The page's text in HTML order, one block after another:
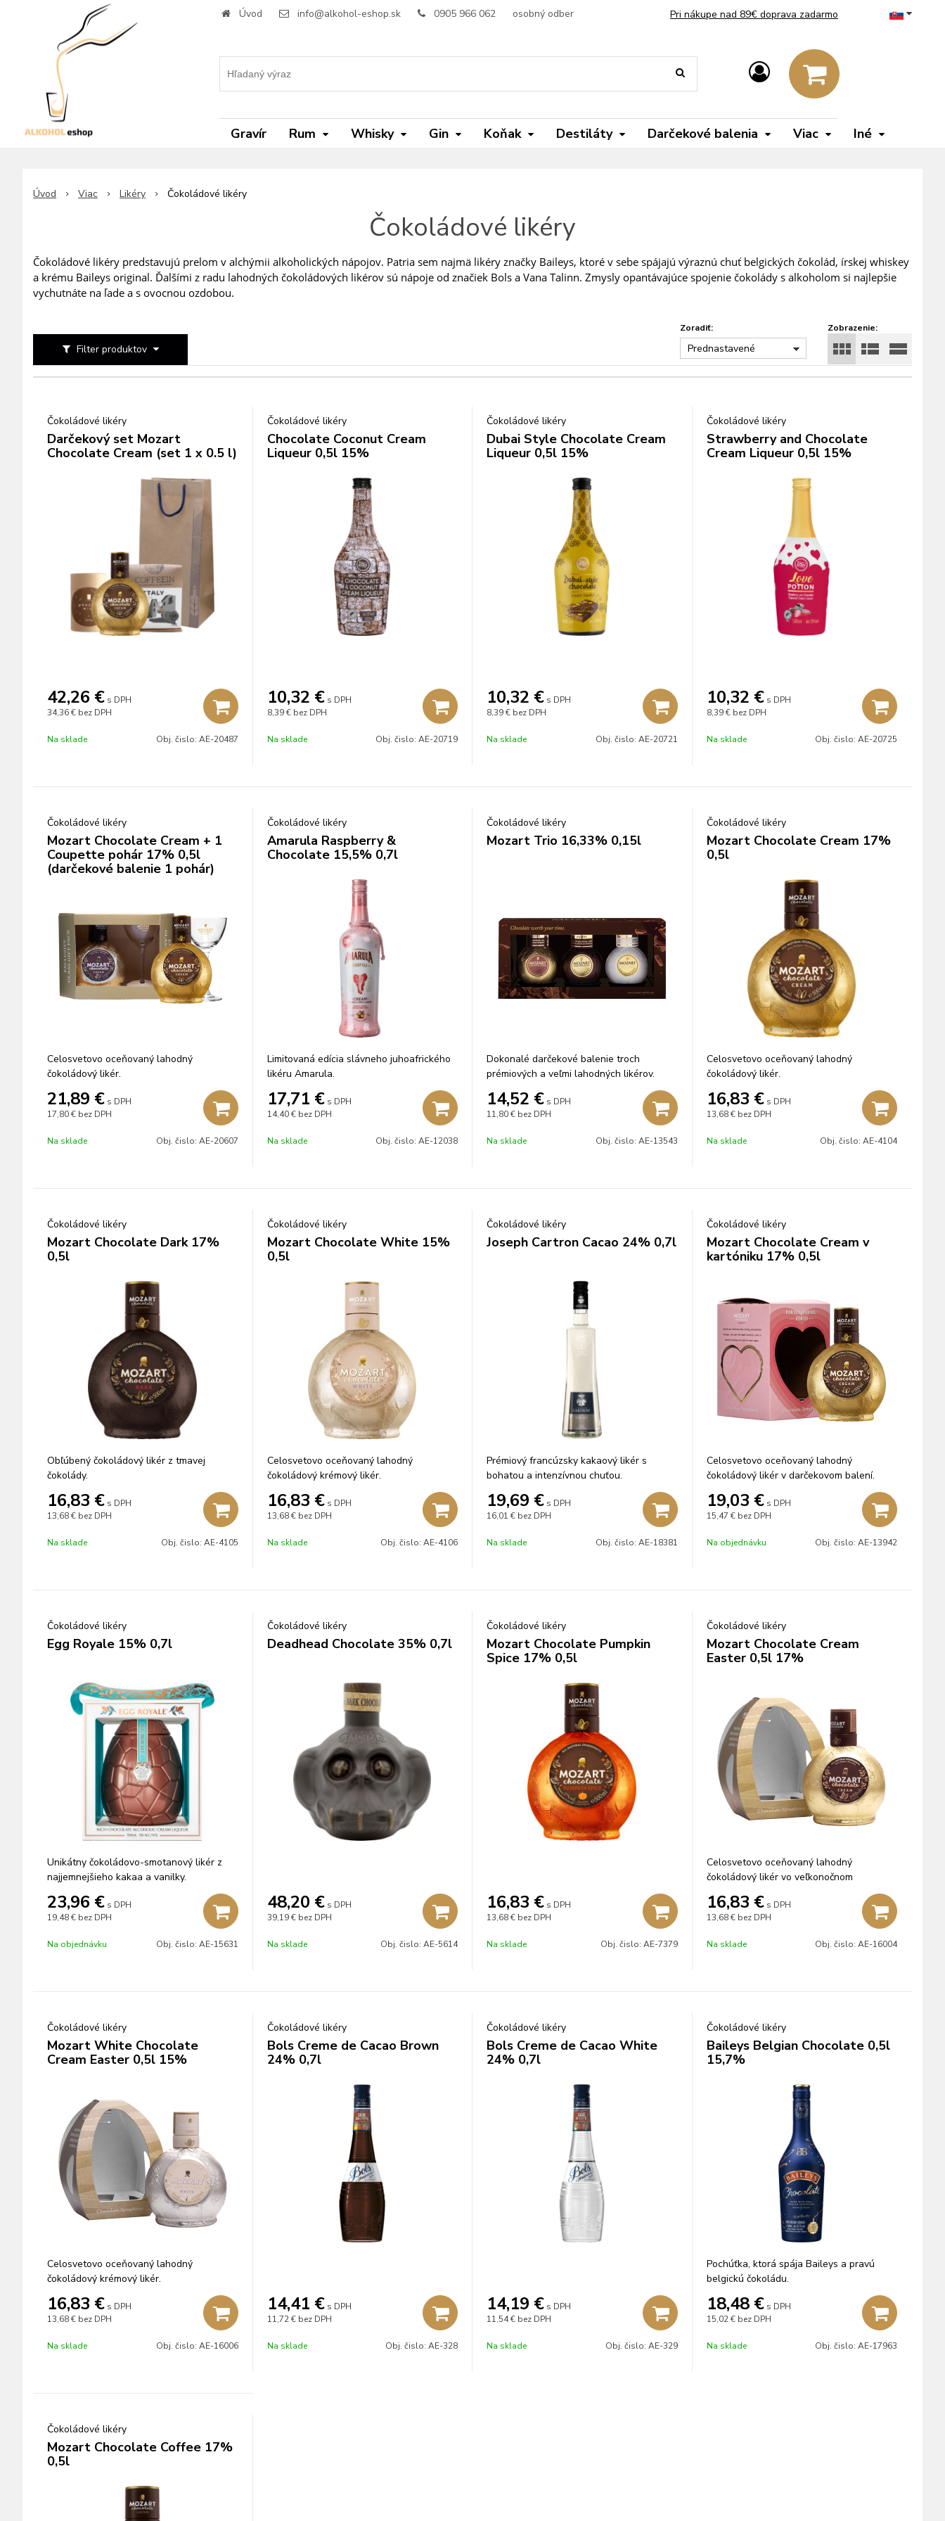
Úvod info@alkohol-eshop.sk 0905 966 062 osobný odber Pri nákupe nad 89€ doprava zadarmo
Gravír Rum Whisky Gin Koňak Destiláty Darčekové balenia Viac Iné
Úvod Viac Likéry Čokoládové likéry
Čokoládové likéry
Čokoládové likéry predstavujú prelom v alchýmii alkoholických nápojov. Patria sem najmä likéry značky Baileys, ktoré v sebe spájajú výraznú chuť belgických čokolád, írskej whiskey
a krému Baileys original. Ďalšími z radu lahodných čokoládových likérov sú nápoje od značiek Bols a Vana Talinn. Zmysly opantávajúce spojenie čokolády s alkoholom si najlepšie
vychutnáte na ľade a s ovocnou ozdobou.
Filter produktov
Zobrazenie:
Zoradiť:
Prednastavené
Čokoládové likéry
Darčekový set Mozart
Chocolate Cream (set 1 x 0.5 l)
42,26 € s DPH
34,36 € bez DPH
Na sklade Obj. čislo: AE-20487
Čokoládové likéry
Chocolate Coconut Cream
Liqueur 0,5l 15%
10,32 € s DPH
8,39 € bez DPH
Na sklade Obj. čislo: AE-20719
Čokoládové likéry
Dubai Style Chocolate Cream
Liqueur 0,5l 15%
10,32 € s DPH
8,39 € bez DPH
Na sklade Obj. čislo: AE-20721
Čokoládové likéry
Strawberry and Chocolate
Cream Liqueur 0,5l 15%
10,32 € s DPH
8,39 € bez DPH
Na sklade Obj. čislo: AE-20725
Čokoládové likéry
Mozart Chocolate Cream + 1
Coupette pohár 17% 0,5l
(darčekové balenie 1 pohár)
Celosvetovo oceňovaný lahodný
čokoládový likér.
21,89 € s DPH
17,80 € bez DPH
Na sklade Obj. čislo: AE-20607
Čokoládové likéry
Amarula Raspberry &
Chocolate 15,5% 0,7l
Limitovaná edícia slávneho juhoafrického
likéru Amarula.
17,71 € s DPH
14,40 € bez DPH
Na sklade Obj. čislo: AE-12038
Čokoládové likéry
Mozart Trio 16,33% 0,15l
Dokonalé darčekové balenie troch
prémiových a veľmi lahodných likérov.
14,52 € s DPH
11,80 € bez DPH
Na sklade Obj. čislo: AE-13543
Čokoládové likéry
Mozart Chocolate Cream 17%
0,5l
Celosvetovo oceňovaný lahodný
čokoládový likér.
16,83 € s DPH
13,68 € bez DPH
Na sklade Obj. čislo: AE-4104
Čokoládové likéry
Mozart Chocolate Dark 17%
0,5l
Obľúbený čokoládový likér z tmavej
čokolády.
16,83 € s DPH
13,68 € bez DPH
Na sklade Obj. čislo: AE-4105
Čokoládové likéry
Mozart Chocolate White 15%
0,5l
Celosvetovo oceňovaný lahodný
čokoládový krémový likér.
16,83 € s DPH
13,68 € bez DPH
Na sklade Obj. čislo: AE-4106
Čokoládové likéry
Joseph Cartron Cacao 24% 0,7l
Prémiový francúzsky kakaový likér s
bohatou a intenzívnou chuťou.
19,69 € s DPH
16,01 € bez DPH
Na sklade Obj. čislo: AE-18381
Čokoládové likéry
Mozart Chocolate Cream v
kartóniku 17% 0,5l
Celosvetovo oceňovaný lahodný
čokoládový likér v darčekovom balení.
19,03 € s DPH
15,47 € bez DPH
Na objednávku Obj. čislo: AE-13942
Čokoládové likéry
Egg Royale 15% 0,7l
Unikátny čokoládovo-smotanový likér z
najjemnejšieho kakaa a vanilky.
23,96 € s DPH
19,48 € bez DPH
Na objednávku Obj. čislo: AE-15631
Čokoládové likéry
Deadhead Chocolate 35% 0,7l
48,20 € s DPH
39,19 € bez DPH
Na sklade Obj. čislo: AE-5614
Čokoládové likéry
Mozart Chocolate Pumpkin
Spice 17% 0,5l
16,83 € s DPH
13,68 € bez DPH
Na sklade Obj. čislo: AE-7379
Čokoládové likéry
Mozart Chocolate Cream
Easter 0,5l 17%
Celosvetovo oceňovaný lahodný
čokoládový likér vo veľkonočnom
16,83 € s DPH
13,68 € bez DPH
Na sklade Obj. čislo: AE-16004
Čokoládové likéry
Mozart White Chocolate
Cream Easter 0,5l 15%
Celosvetovo oceňovaný lahodný
čokoládový krémový likér.
16,83 € s DPH
13,68 € bez DPH
Na sklade Obj. čislo: AE-16006
Čokoládové likéry
Bols Creme de Cacao Brown
24% 0,7l
14,41 € s DPH
11,72 € bez DPH
Na sklade Obj. čislo: AE-328
Čokoládové likéry
Bols Creme de Cacao White
24% 0,7l
14,19 € s DPH
11,54 € bez DPH
Na sklade Obj. čislo: AE-329
Čokoládové likéry
Baileys Belgian Chocolate 0,5l
15,7%
Pochúťka, ktorá spája Baileys a pravú
belgickú čokoládu.
18,48 € s DPH
15,02 € bez DPH
Na sklade Obj. čislo: AE-17963
Čokoládové likéry
Mozart Chocolate Coffee 17%
0,5l